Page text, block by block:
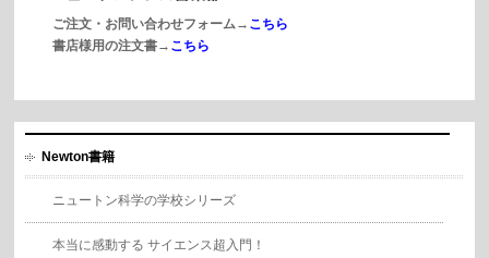
ご注文・お問い合わせフォーム→ こちら
書店様用の注文書→ こちら
Newton書籍
ニュートン科学の学校シリーズ
本当に感動する サイエンス超入門！